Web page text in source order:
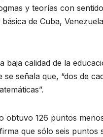
y teorías con
de Cuba,
calidad de la
señala que, “dos de
obtuvo 126 puntos
que sólo seis puntos